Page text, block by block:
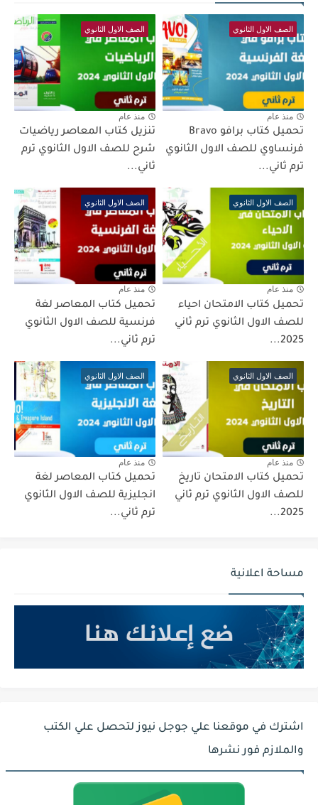
الصف الاول الثانوي
منذ عام
تحميل كتاب برافو Bravo
فرنساوي للصف الاول الثانوي
ترم ثاني...
الصف الاول الثانوي
منذ عام
تنزيل كتاب المعاصر رياضيات
شرح للصف الاول الثانوي ترم
ثاني...
الصف الاول الثانوي
منذ عام
تحميل كتاب الامتحان احياء
للصف الاول الثانوي ترم ثاني
2025...
الصف الاول الثانوي
منذ عام
تحميل كتاب المعاصر لغة
فرنسية للصف الاول الثانوي
ترم ثاني...
الصف الاول الثانوي
منذ عام
تحميل كتاب الامتحان تاريخ
للصف الاول الثانوي ترم ثاني
2025...
الصف الاول الثانوي
منذ عام
تحميل كتاب المعاصر لغة
انجليزية للصف الاول الثانوي
ترم ثاني...
مساحة اعلانية
اشترك في موقعنا علي جوجل نيوز لتحصل علي الكتب
والملازم فور نشرها